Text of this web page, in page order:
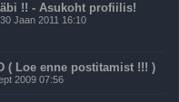
!! - Asukoht profiilis!
30 Jaan 2011 16:10
( Loe enne postitamist !!! )
2009 07:56